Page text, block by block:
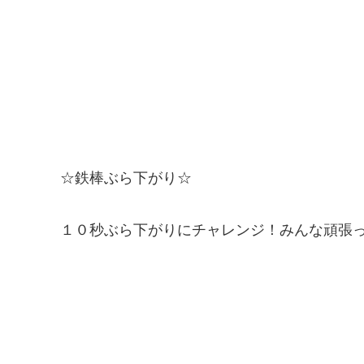
☆鉄棒ぶら下がり☆
１０秒ぶら下がりにチャレンジ！みんな頑張